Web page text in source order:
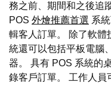
務之前、期間和之後追
POS 外燴推薦首選 系
輯客人訂單。 除了軟體
統還可以包括平板電腦
器。 具有 POS 系統的
錄客戶訂單。 工作人員